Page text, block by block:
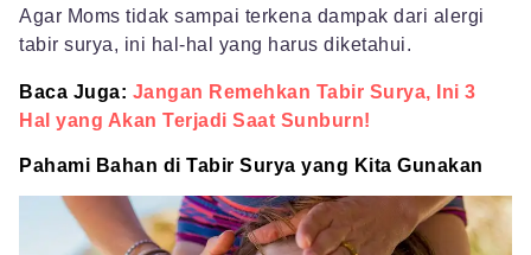
Agar Moms tidak sampai terkena dampak dari alergi
tabir surya, ini hal-hal yang harus diketahui.
Baca Juga: Jangan Remehkan Tabir Surya, Ini 3
Hal yang Akan Terjadi Saat Sunburn!
Pahami Bahan di Tabir Surya yang Kita Gunakan